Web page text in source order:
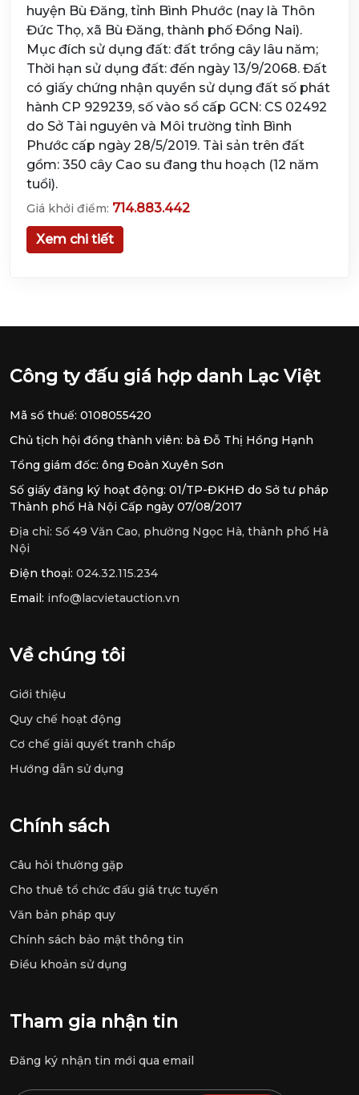
huyện Bù Đăng, tỉnh Bình Phước (nay là Thôn
Đức Thọ, xã Bù Đăng, thành phố Đồng Nai).
Mục đích sử dụng đất: đất trồng cây lâu năm;
Thời hạn sử dụng đất: đến ngày 13/9/2068. Đất
có giấy chứng nhận quyền sử dụng đất số phát
hành CP 929239, số vào sổ cấp GCN: CS 02492
do Sở Tài nguyên và Môi trường tỉnh Bình
Phước cấp ngày 28/5/2019. Tài sản trên đất
gồm: 350 cây Cao su đang thu hoạch (12 năm
tuổi).
Giá khởi điểm: 714.883.442
Xem chi tiết
Công ty đấu giá hợp danh Lạc Việt
Mã số thuế: 0108055420
Chủ tịch hội đồng thành viên: bà Đỗ Thị Hồng Hạnh
Tổng giám đốc: ông Đoàn Xuyên Sơn
Số giấy đăng ký hoạt động: 01/TP-ĐKHĐ do Sở tư pháp
Thành phố Hà Nội Cấp ngày 07/08/2017
Địa chỉ: Số 49 Văn Cao, phường Ngọc Hà, thành phố Hà
Nội
Điện thoại: 024.32.115.234
Email: info@lacvietauction.vn
Về chúng tôi
Giới thiệu
Quy chế hoạt động
Cơ chế giải quyết tranh chấp
Hướng dẫn sử dụng
Chính sách
Câu hỏi thường gặp
Cho thuê tổ chức đấu giá trực tuyến
Văn bản pháp quy
Chính sách bảo mật thông tin
Điều khoản sử dụng
Tham gia nhận tin
Đăng ký nhận tin mới qua email